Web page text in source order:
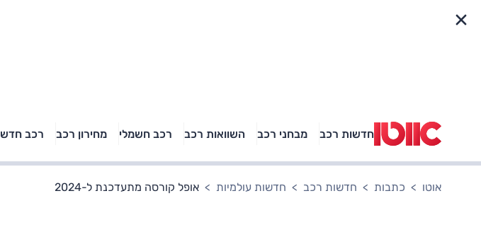
חדשות רכב מבחני רכב השוואות רכב רכב חשמלי מחירון רכב רכב חדש
באיזה רכב פנאי נוסעת
טויוטה ראב 4, קיה
ספורטאז' לונג ויונדאי
הנייר ועל הכביש
אוטו כתבות חדשות רכב חדשות עולמיות אופל קורסה מתעדכנת ל-2024